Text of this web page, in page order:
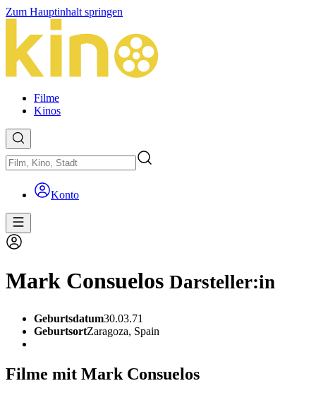
Zum Hauptinhalt springen
Filme
Kinos
Konto
Mark Consuelos Darsteller:in
Geburtsdatum30.03.71
GeburtsortZaragoza, Spain
Filme mit Mark Consuelos